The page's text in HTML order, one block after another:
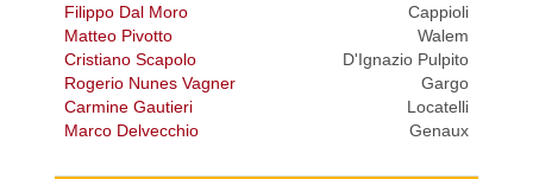
Filippo Dal Moro
Matteo Pivotto
Cristiano Scapolo
Rogerio Nunes Vagner
Carmine Gautieri
Marco Delvecchio
Cappioli
Walem
D'Ignazio Pulpito
Gargo
Locatelli
Genaux